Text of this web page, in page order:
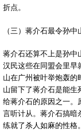
折点。
（三）蒋介石最令孙
蒋介石还算不上是孙中
汉民这些在同盟会里早
山在广州被叶举炮轰的
山留下了蒋介石是能
给蒋介石的原因之一。
言听计从。蒋介石搞暗
练就了杀人如麻的性格